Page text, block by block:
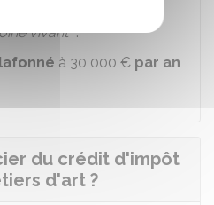
titulaires du label
vivant ".
à 30 000 € par an
du crédit d'impôt
d'art ?